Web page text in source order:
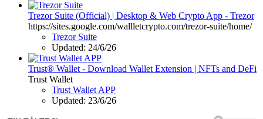
Trezor Suite (Official) | Desktop & Web Crypto App - Trezor
https://sites.google.com/wallletcrypto.com/trezor-suite/home/
Trezor Suite
Updated: 24/6/26
Trust® Wallet - Download Wallet Extension | NFTs and DeFi
Trust Wallet
Trust Wallet APP
Updated: 23/6/26